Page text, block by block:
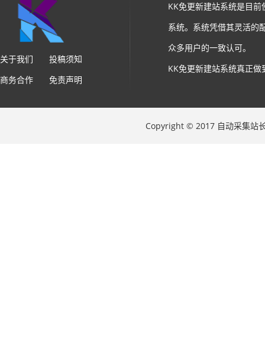
关于我们
投稿须知
商务合作
免责声明
KK免更新建站系统是目
系统。系统凭借其灵活的
众多用户的一致认可。
KK免更新建站系统真正
Copyright © 2017 自动采集站